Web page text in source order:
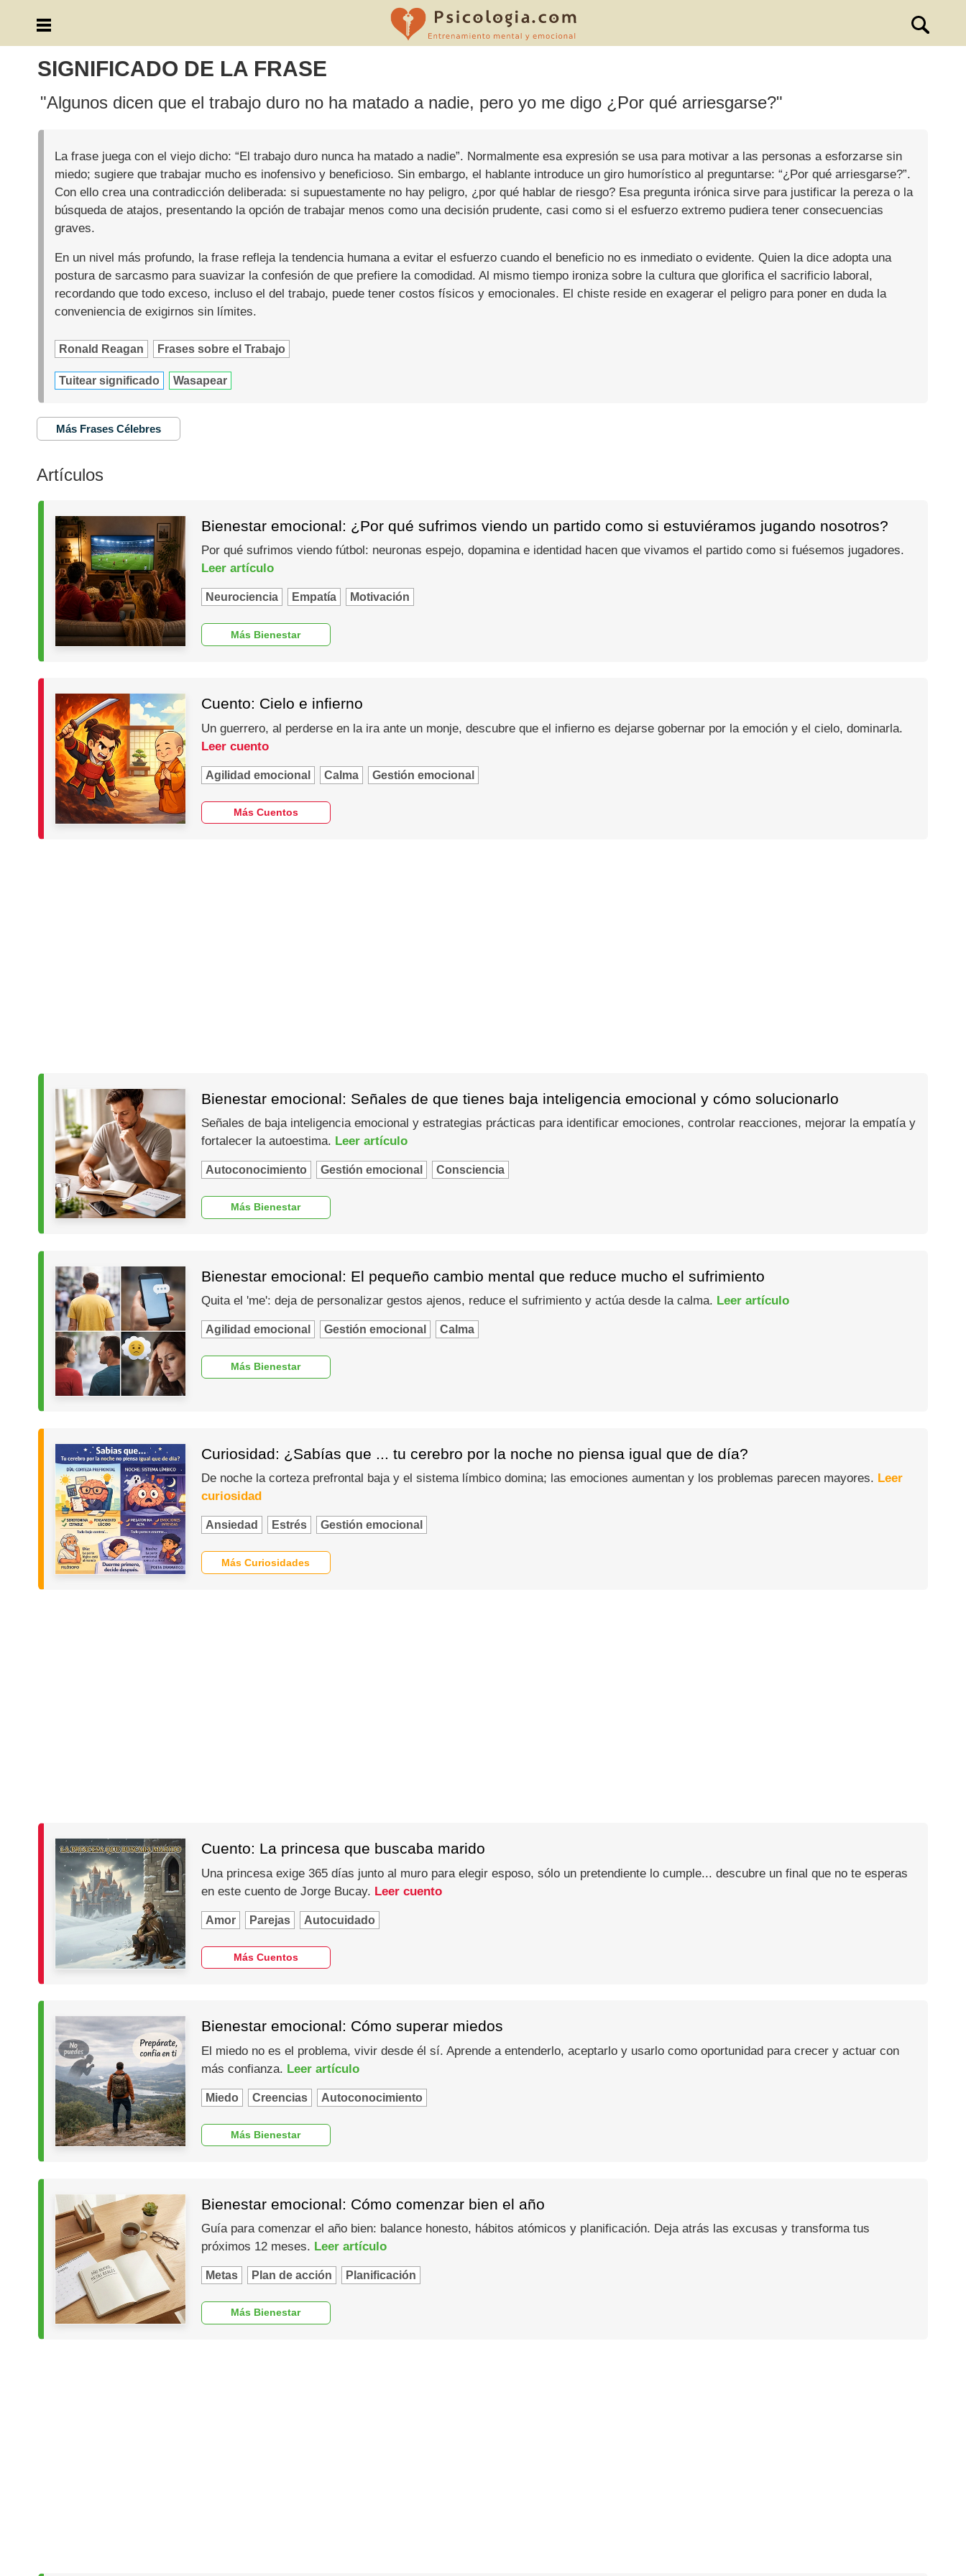
SIGNIFICADO DE LA FRASE
"Algunos dicen que el trabajo duro no ha matado a nadie, pero yo me digo ¿Por qué arriesgarse?"
La frase juega con el viejo dicho: “El trabajo duro nunca ha matado a nadie”. Normalmente esa expresión se usa para motivar a las personas a esforzarse sin
miedo; sugiere que trabajar mucho es inofensivo y beneficioso. Sin embargo, el hablante introduce un giro humorístico al preguntarse: “¿Por qué arriesgarse?”.
Con ello crea una contradicción deliberada: si supuestamente no hay peligro, ¿por qué hablar de riesgo? Esa pregunta irónica sirve para justificar la pereza o la
búsqueda de atajos, presentando la opción de trabajar menos como una decisión prudente, casi como si el esfuerzo extremo pudiera tener consecuencias
graves.
En un nivel más profundo, la frase refleja la tendencia humana a evitar el esfuerzo cuando el beneficio no es inmediato o evidente. Quien la dice adopta una
postura de sarcasmo para suavizar la confesión de que prefiere la comodidad. Al mismo tiempo ironiza sobre la cultura que glorifica el sacrificio laboral,
recordando que todo exceso, incluso el del trabajo, puede tener costos físicos y emocionales. El chiste reside en exagerar el peligro para poner en duda la
conveniencia de exigirnos sin límites.
Ronald Reagan Frases sobre el Trabajo
Tuitear significado Wasapear
Más Frases Célebres
Artículos
Bienestar emocional: ¿Por qué sufrimos viendo un partido como si estuviéramos jugando nosotros?
Por qué sufrimos viendo fútbol: neuronas espejo, dopamina e identidad hacen que vivamos el partido como si fuésemos jugadores.
Leer artículo
Neurociencia Empatía Motivación
Más Bienestar
Cuento: Cielo e infierno
Un guerrero, al perderse en la ira ante un monje, descubre que el infierno es dejarse gobernar por la emoción y el cielo, dominarla.
Leer cuento
Agilidad emocional Calma Gestión emocional
Más Cuentos
Bienestar emocional: Señales de que tienes baja inteligencia emocional y cómo solucionarlo
Señales de baja inteligencia emocional y estrategias prácticas para identificar emociones, controlar reacciones, mejorar la empatía y
fortalecer la autoestima. Leer artículo
Autoconocimiento Gestión emocional Consciencia
Más Bienestar
Bienestar emocional: El pequeño cambio mental que reduce mucho el sufrimiento
Quita el 'me': deja de personalizar gestos ajenos, reduce el sufrimiento y actúa desde la calma. Leer artículo
Agilidad emocional Gestión emocional Calma
Más Bienestar
Curiosidad: ¿Sabías que ... tu cerebro por la noche no piensa igual que de día?
De noche la corteza prefrontal baja y el sistema límbico domina; las emociones aumentan y los problemas parecen mayores. Leer
curiosidad
Ansiedad Estrés Gestión emocional
Más Curiosidades
Cuento: La princesa que buscaba marido
Una princesa exige 365 días junto al muro para elegir esposo, sólo un pretendiente lo cumple... descubre un final que no te esperas
en este cuento de Jorge Bucay. Leer cuento
Amor Parejas Autocuidado
Más Cuentos
Bienestar emocional: Cómo superar miedos
El miedo no es el problema, vivir desde él sí. Aprende a entenderlo, aceptarlo y usarlo como oportunidad para crecer y actuar con
más confianza. Leer artículo
Miedo Creencias Autoconocimiento
Más Bienestar
Bienestar emocional: Cómo comenzar bien el año
Guía para comenzar el año bien: balance honesto, hábitos atómicos y planificación. Deja atrás las excusas y transforma tus
próximos 12 meses. Leer artículo
Metas Plan de acción Planificación
Más Bienestar